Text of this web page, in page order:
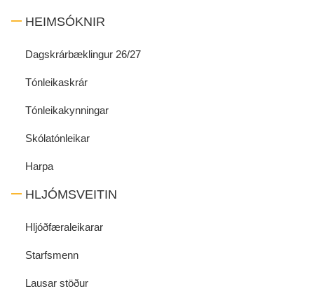
HEIMSÓKNIR
Dagskrárbæklingur 26/27
Tónleikaskrár
Tónleikakynningar
Skólatónleikar
Harpa
HLJÓMSVEITIN
Hljóðfæraleikarar
Starfsmenn
Lausar stöður